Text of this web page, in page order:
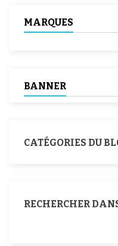
MARQUES
BANNER
CATÉGORIES DU
RECHERCHER